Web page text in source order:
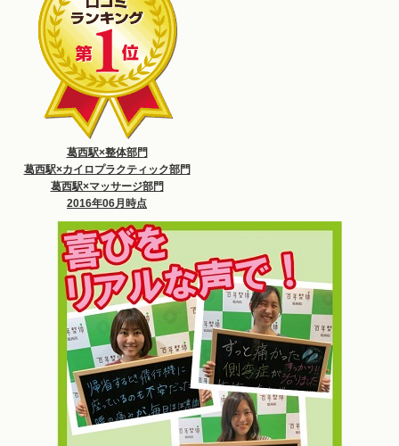
葛西駅×整体部門
葛西駅×カイロプラクティック部門
葛西駅×マッサージ部門
2016年06月時点